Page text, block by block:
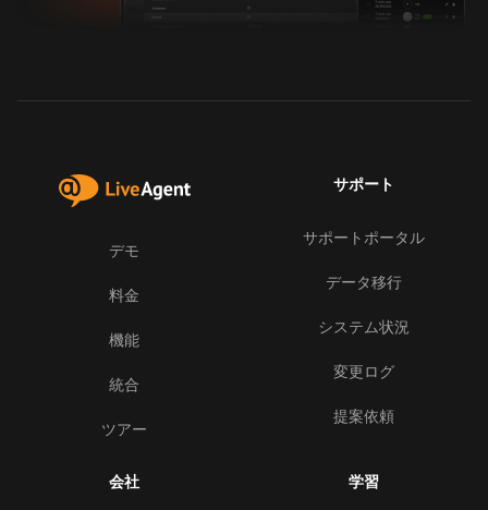
デモ
料金
機能
統合
ツアー
サポート
サポートポータル
データ移行
システム状況
変更ログ
提案依頼
会社 学習